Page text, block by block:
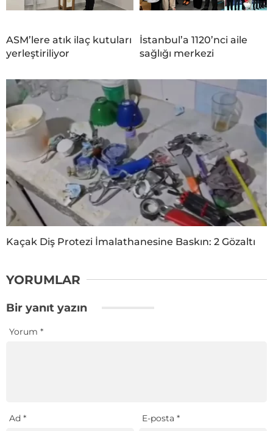
ASM’lere atık ilaç kutuları
yerleştiriliyor
İstanbul’a 1120’nci aile
sağlığı merkezi
Kaçak Diş Protezi İmalathanesine Baskın: 2 Gözaltı
YORUMLAR
Bir yanıt yazın
Yorum *
Ad * E-posta*